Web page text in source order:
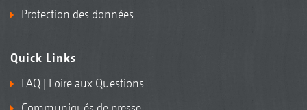
Protection des données
Quick Links
FAQ | Foire aux Questions